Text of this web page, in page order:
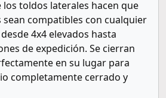
los toldos laterales hacen que
compatibles con cualquier
4x4 elevados hasta
de expedición. Se cierran
en su lugar para
completamente cerrado y